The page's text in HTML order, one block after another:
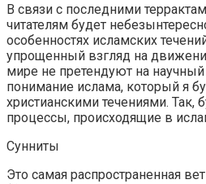
В связи с последними
читателям будет
особенностях исламских
упрощенный взгляд на
мире не претендуют на
понимание ислама, который я
христианскими течениями. Так,
процессы, происходящие в
Сунниты
Это самая распространенная